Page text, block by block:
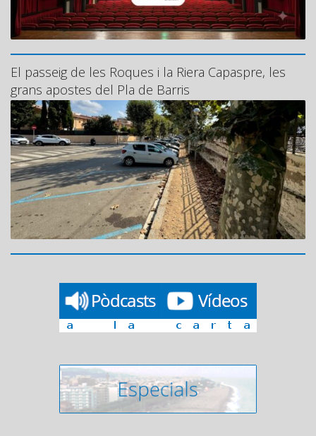
El passeig de les Roques i la Riera Capaspre, les
grans apostes del Pla de Barris